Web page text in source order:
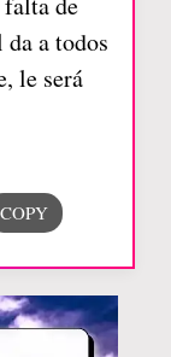
a todos
le será